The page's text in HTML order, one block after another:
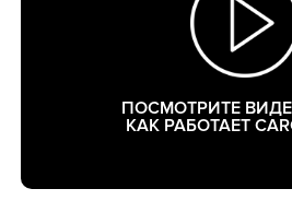
ПОСМОТРИТЕ
КАК РАБОТАЕТ